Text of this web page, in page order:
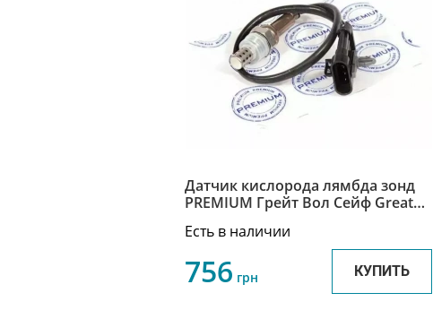
Датчик кислорода лямбда зонд
PREMIUM Грейт Вол Сейф Great
Есть в наличии
756 грн КУПИТЬ